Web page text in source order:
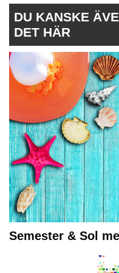
DU KANSKE
DET HÄR
Semester & Sol